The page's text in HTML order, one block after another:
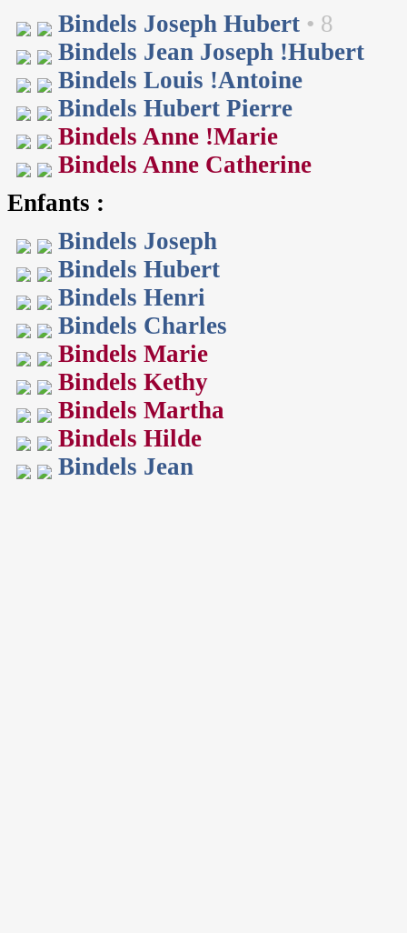
Bindels Joseph Hubert • 8
Bindels Jean Joseph !Hubert
Bindels Louis !Antoine
Bindels Hubert Pierre
Bindels Anne !Marie
Bindels Anne Catherine
Enfants :
Bindels Joseph
Bindels Hubert
Bindels Henri
Bindels Charles
Bindels Marie
Bindels Kethy
Bindels Martha
Bindels Hilde
Bindels Jean